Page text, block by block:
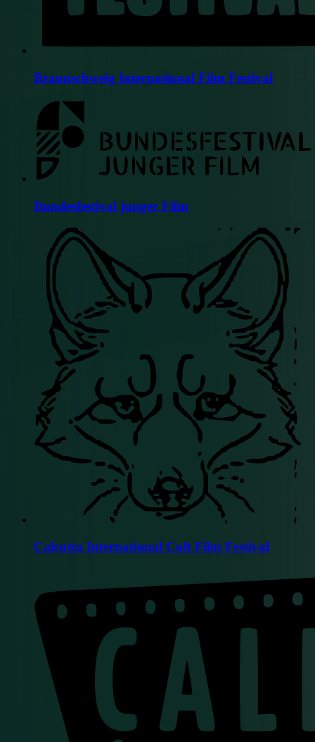
Braunschweig International Film Festival
Bundesfestival junger Film
Calcutta International Cult Film Festival